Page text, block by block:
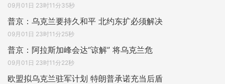
09月01日 23时11分35秒
普京：乌克兰要持久和平 北约东扩必须解决
09月01日 23时11分25秒
普京：阿拉斯加峰会达“谅解” 将乌克兰危
09月01日 23时11分22秒
欧盟拟乌克兰驻军计划 特朗普承诺充当后盾